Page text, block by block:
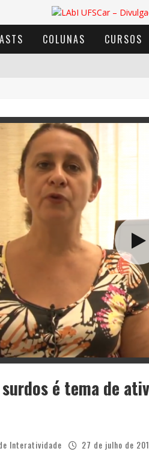
COLUNAS CURSOS
COM OS MOINHOS DE VENTO
é tema de
Interatividade 27 de julho de